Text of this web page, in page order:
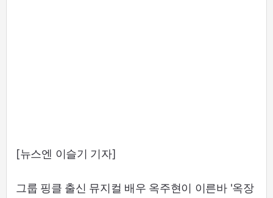
[뉴스엔 이슬기 기자]
그룹 핑클 출신 뮤지컬 배우 옥주현이 이른바 '옥장